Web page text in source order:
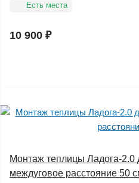
Есть места
10 900 ₽
Монтаж теплицы Ладога-2.0
междуговое расстояние 50